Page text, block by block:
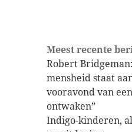
Meest recente
Robert
mensheid staat
vooravond van
ontwaken”
Indigo-kinderen,